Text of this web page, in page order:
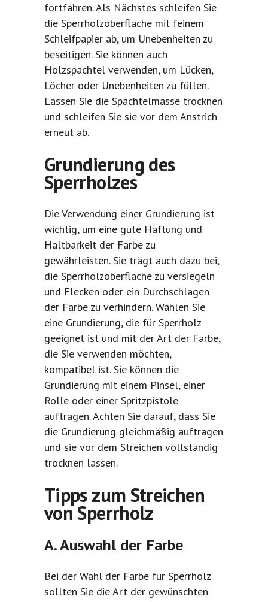
fortfahren. Als Nächstes schleifen Sie
die Sperrholzoberfläche mit feinem
Schleifpapier ab, um Unebenheiten zu
beseitigen. Sie können auch
Holzspachtel verwenden, um Lücken,
Löcher oder Unebenheiten zu füllen.
Lassen Sie die Spachtelmasse trocknen
und schleifen Sie sie vor dem Anstrich
erneut ab.
Grundierung des
Sperrholzes
Die Verwendung einer Grundierung ist
wichtig, um eine gute Haftung und
Haltbarkeit der Farbe zu
gewährleisten. Sie trägt auch dazu bei,
die Sperrholzoberfläche zu versiegeln
und Flecken oder ein Durchschlagen
der Farbe zu verhindern. Wählen Sie
eine Grundierung, die für Sperrholz
geeignet ist und mit der Art der Farbe,
die Sie verwenden möchten,
kompatibel ist. Sie können die
Grundierung mit einem Pinsel, einer
Rolle oder einer Spritzpistole
auftragen. Achten Sie darauf, dass Sie
die Grundierung gleichmäßig auftragen
und sie vor dem Streichen vollständig
trocknen lassen.
Tipps zum Streichen
von Sperrholz
A. Auswahl der Farbe
Bei der Wahl der Farbe für Sperrholz
sollten Sie die Art der gewünschten